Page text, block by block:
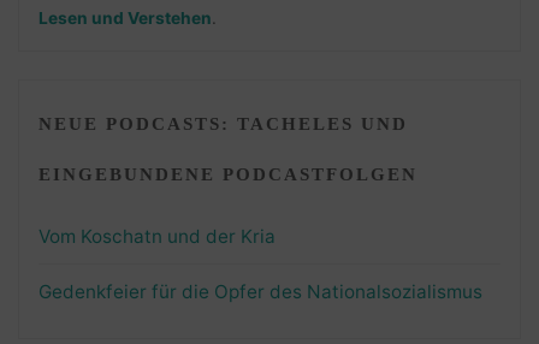
Lesen und Verstehen
NEUE PODCASTS: TACHELES UND
EINGEBUNDENE PODCASTFOLGEN
Vom Koschatn und der Kria
Gedenkfeier für die Opfer des Nationalsozialismus